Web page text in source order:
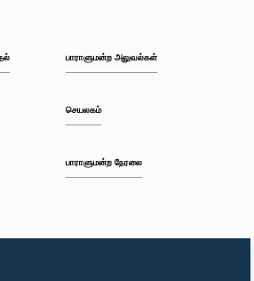
பாராளுமன்ற அலுவல்கள்
செயலகம்
பாராளுமன்ற நேரலை